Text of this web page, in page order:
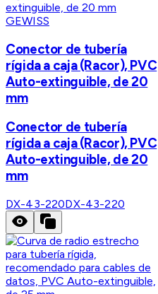
GEWISS
Conector de tubería
rígida a caja (Racor), PVC
Auto-extinguible, de 20
mm
Conector de tubería
rígida a caja (Racor), PVC
Auto-extinguible, de 20
mm
DX-43-220DX-43-220